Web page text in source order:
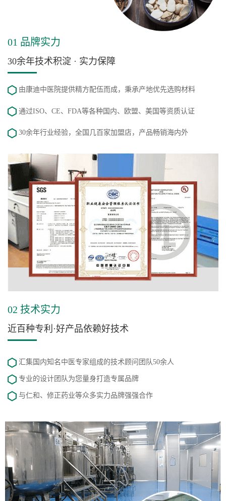
01 品牌实力
30余年技术积淀 · 实力保障
由康迪中医院提供精方配伍而成，秉承产地优先选购材料
通过ISO、CE、FDA等各种国内、欧盟、美国等资质认证
30余年行业经验，全国几百家加盟店，产品畅销海内外
02 技术实力
近百种专利·好产品依赖好技术
汇集国内知名中医专家组成的技术顾问团队50余人
专业的设计团队为您量身打造专属品牌
与仁和、修正药业等众多实力品牌强强合作